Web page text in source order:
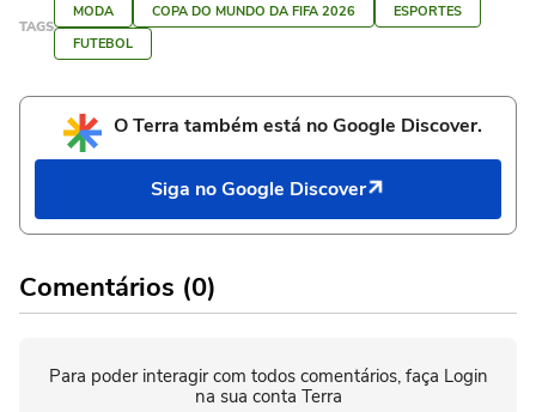
TAGS
MODA COPA DO MUNDO DA FIFA 2026
ESPORTES
FUTEBOL
O Terra também está no Google Discover.
Siga no Google Discover
Comentários (0)
Para poder interagir com todos comentários, faça Login
na sua conta Terra